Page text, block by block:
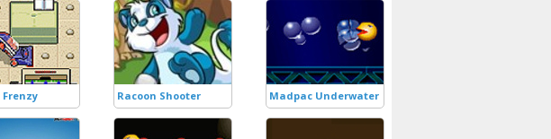
Frenzy Racoon Shooter Madpac Underwater